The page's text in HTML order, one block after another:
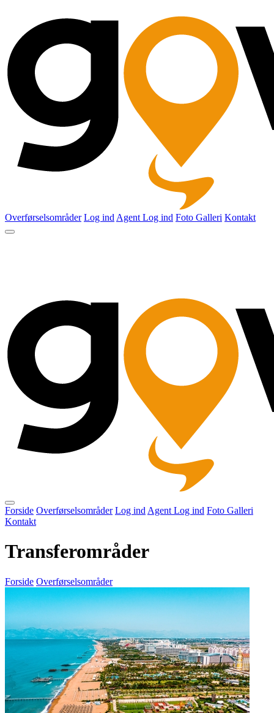
Overførselsområder Log ind Agent Log ind Foto Galleri Kontakt
Forside Overførselsområder Log ind Agent Log ind Foto Galleri
Kontakt
Transferområder
Forside Overførselsområder